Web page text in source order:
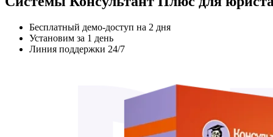
Бесплатный демо-доступ на 2 дня
Установим за 1 день
Линия поддержки 24/7